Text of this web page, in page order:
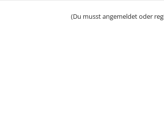
(Du musst angemeldet oder